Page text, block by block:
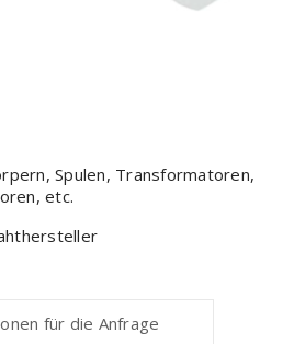
Spulen, Transformatoren,
etc.